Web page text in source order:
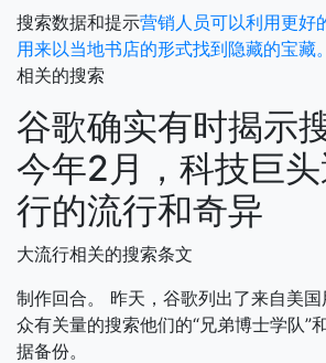
搜索数据和提示营销人员可以利用更好
用来以当地书店的形式找到隐藏的宝藏。
相关的搜索
谷歌确实有时揭示
今年2月，科技巨
行的流行和奇异
大流行相关的搜索条文
制作回合。
昨天，谷歌列出了来自美
众有关量的搜索他们的“兄弟博士学队”
据备份。